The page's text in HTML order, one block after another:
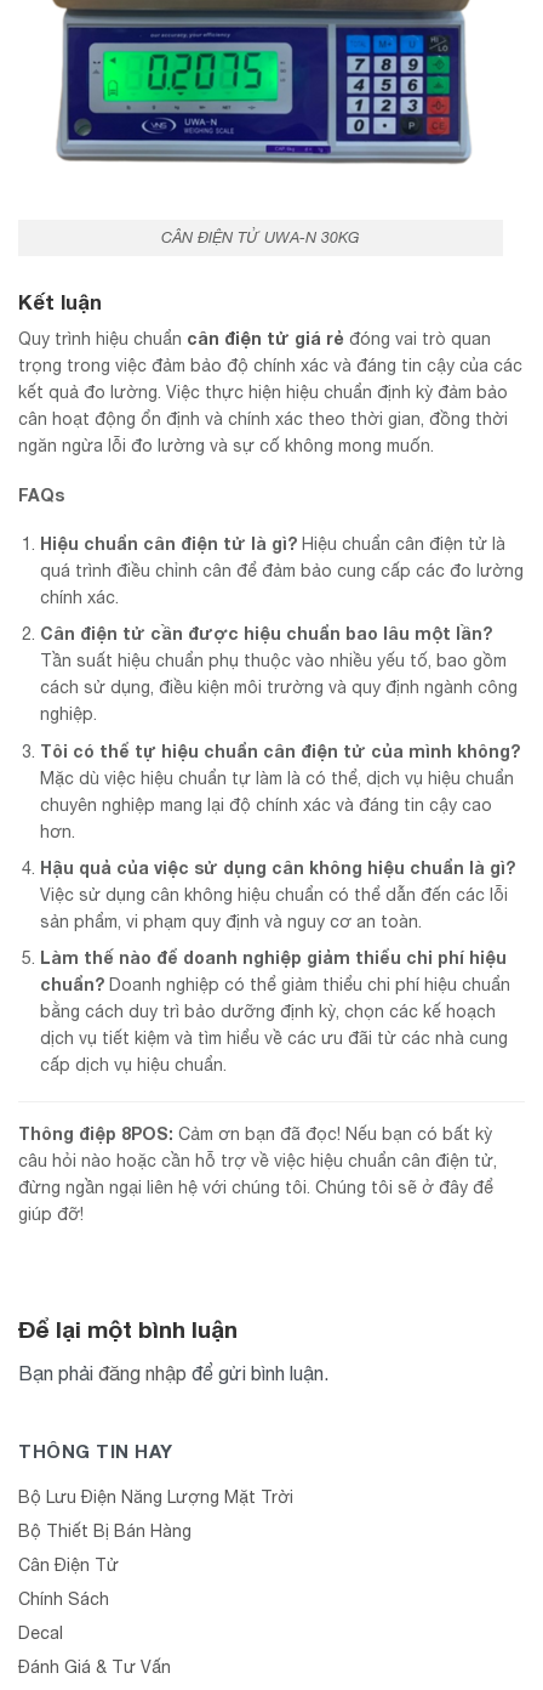
CÂN ĐIỆN TỬ UWA-N 30KG
Kết luận
Quy trình hiệu chuẩn cân điện tử giá rẻ đóng vai trò quan
trọng trong việc đảm bảo độ chính xác và đáng tin cậy của các
kết quả đo lường. Việc thực hiện hiệu chuẩn định kỳ đảm bảo
cân hoạt động ổn định và chính xác theo thời gian, đồng thời
ngăn ngừa lỗi đo lường và sự cố không mong muốn.
FAQs
Hiệu chuẩn cân điện tử là gì? Hiệu chuẩn cân điện tử là
quá trình điều chỉnh cân để đảm bảo cung cấp các đo lường
chính xác.
Cân điện tử cần được hiệu chuẩn bao lâu một lần?
Tần suất hiệu chuẩn phụ thuộc vào nhiều yếu tố, bao gồm
cách sử dụng, điều kiện môi trường và quy định ngành công
nghiệp.
Tôi có thể tự hiệu chuẩn cân điện tử của mình không?
Mặc dù việc hiệu chuẩn tự làm là có thể, dịch vụ hiệu chuẩn
chuyên nghiệp mang lại độ chính xác và đáng tin cậy cao
hơn.
Hậu quả của việc sử dụng cân không hiệu chuẩn là gì?
Việc sử dụng cân không hiệu chuẩn có thể dẫn đến các lỗi
sản phẩm, vi phạm quy định và nguy cơ an toàn.
Làm thế nào để doanh nghiệp giảm thiểu chi phí hiệu
chuẩn? Doanh nghiệp có thể giảm thiểu chi phí hiệu chuẩn
bằng cách duy trì bảo dưỡng định kỳ, chọn các kế hoạch
dịch vụ tiết kiệm và tìm hiểu về các ưu đãi từ các nhà cung
cấp dịch vụ hiệu chuẩn.
Thông điệp 8POS: Cảm ơn bạn đã đọc! Nếu bạn có bất kỳ
câu hỏi nào hoặc cần hỗ trợ về việc hiệu chuẩn cân điện tử,
đừng ngần ngại liên hệ với chúng tôi. Chúng tôi sẽ ở đây để
giúp đỡ!
Để lại một bình luận
Bạn phải đăng nhập để gửi bình luận.
THÔNG TIN HAY
Bộ Lưu Điện Năng Lượng Mặt Trời
Bộ Thiết Bị Bán Hàng
Cân Điện Tử
Chính Sách
Decal
Đánh Giá & Tư Vấn